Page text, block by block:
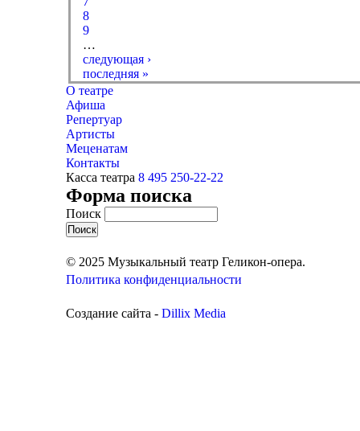
8
9
…
следующая ›
последняя »
О театре
Афиша
Репертуар
Артисты
Меценатам
Контакты
Касса театра 8 495 250-22-22
Форма поиска
Поиск
© 2025 Музыкальный театр Геликон-опера.
Политика конфиденциальности
Создание сайта - Dillix Media